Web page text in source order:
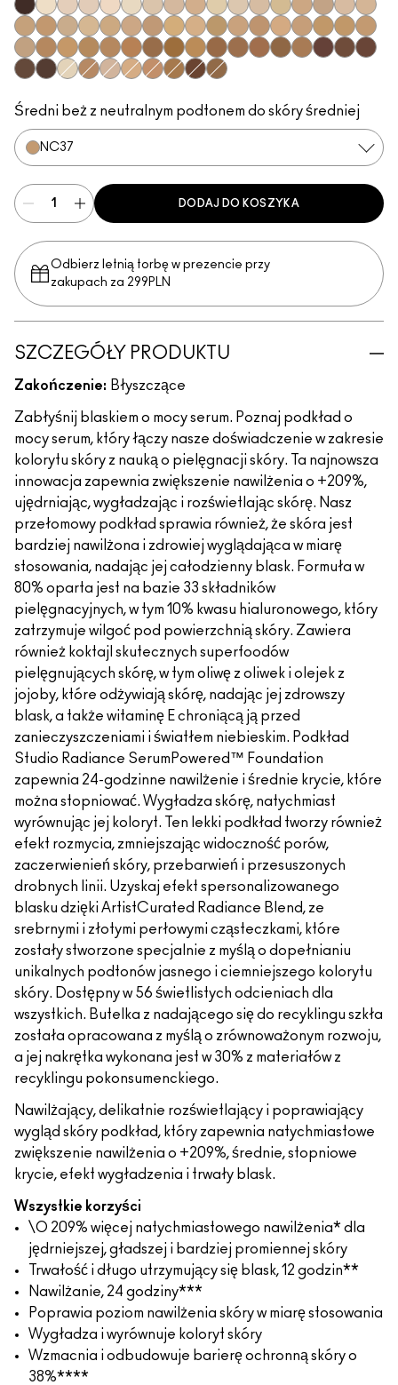
NC66NC7NW7NW8N10NW5NC10NW10N11NC11NC11.5
NW11NC12NC14.5
N12N18NW13
NC15NC16NC17NC17.5
NC18NW15NW18NC20NW20
NC25C3.5NW22NW25
NC27NC30NC35NC37
NC38NW35NC40NC42NW40NW43NW45NC45NC47NC50NW47
Średni beż z neutralnym podtonem do skóry średniej
NC37
DODAJ DO KOSZYKA
Odbierz letnią torbę w prezencie przy
zakupach za 299PLN
SZCZEGÓŁY PRODUKTU
Zakończenie: Błyszczące
Zabłyśnij blaskiem o mocy serum. Poznaj podkład o
mocy serum, który łączy nasze doświadczenie w zakresie
kolorytu skóry z nauką o pielęgnacji skóry. Ta najnowsza
innowacja zapewnia zwiększenie nawilżenia o +209%,
ujędrniając, wygładzając i rozświetlając skórę. Nasz
przełomowy podkład sprawia również, że skóra jest
bardziej nawilżona i zdrowiej wyglądająca w miarę
stosowania, nadając jej całodzienny blask. Formuła w
80% oparta jest na bazie 33 składników
pielęgnacyjnych, w tym 10% kwasu hialuronowego, który
zatrzymuje wilgoć pod powierzchnią skóry. Zawiera
również koktajl skutecznych superfoodów
pielęgnujących skórę, w tym oliwę z oliwek i olejek z
jojoby, które odżywiają skórę, nadając jej zdrowszy
blask, a także witaminę E chroniącą ją przed
zanieczyszczeniami i światłem niebieskim. Podkład
Studio Radiance SerumPowered™ Foundation
zapewnia 24-godzinne nawilżenie i średnie krycie, które
można stopniować. Wygładza skórę, natychmiast
wyrównując jej koloryt. Ten lekki podkład tworzy również
efekt rozmycia, zmniejszając widoczność porów,
zaczerwienień skóry, przebarwień i przesuszonych
drobnych linii. Uzyskaj efekt spersonalizowanego
blasku dzięki ArtistCurated Radiance Blend, ze
srebrnymi i złotymi perłowymi cząsteczkami, które
zostały stworzone specjalnie z myślą o dopełnianiu
unikalnych podtonów jasnego i ciemniejszego kolorytu
skóry. Dostępny w 56 świetlistych odcieniach dla
wszystkich. Butelka z nadającego się do recyklingu szkła
została opracowana z myślą o zrównoważonym rozwoju,
a jej nakrętka wykonana jest w 30% z materiałów z
recyklingu pokonsumenckiego.
Nawilżający, delikatnie rozświetlający i poprawiający
wygląd skóry podkład, który zapewnia natychmiastowe
zwiększenie nawilżenia o +209%, średnie, stopniowe
krycie, efekt wygładzenia i trwały blask.
Wszystkie korzyści
\O 209% więcej natychmiastowego nawilżenia* dla
jędrniejszej, gładszej i bardziej promiennej skóry
Trwałość i długo utrzymujący się blask, 12 godzin**
Nawilżanie, 24 godziny***
Poprawia poziom nawilżenia skóry w miarę stosowania
Wygładza i wyrównuje koloryt skóry
Wzmacnia i odbudowuje barierę ochronną skóry o
38%****